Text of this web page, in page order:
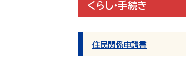
くらし・手続き
住民関係申請書